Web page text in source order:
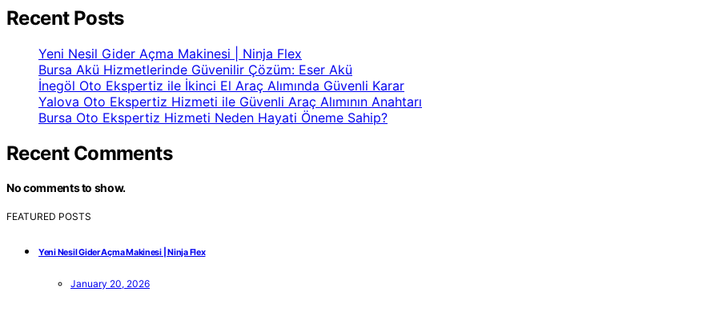
Recent Posts
Yeni Nesil Gider Açma Makinesi | Ninja Flex
Bursa Akü Hizmetlerinde Güvenilir Çözüm: Eser Akü
İnegöl Oto Ekspertiz ile İkinci El Araç Alımında Güvenli Karar
Yalova Oto Ekspertiz Hizmeti ile Güvenli Araç Alımının Anahtarı
Bursa Oto Ekspertiz Hizmeti Neden Hayati Öneme Sahip?
Recent Comments
No comments to show.
FEATURED POSTS
Yeni Nesil Gider Açma Makinesi | Ninja Flex
January 20, 2026